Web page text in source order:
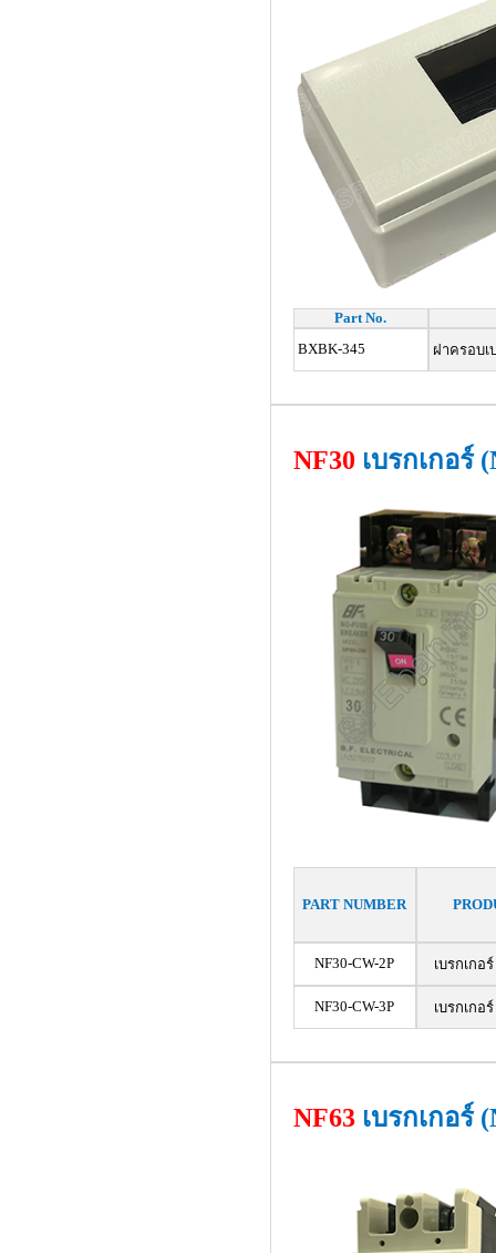
Part No.
BXBK-345
ฝาครอบเ
NF30 เบรกเกอร์
PART NUMBER
NF30-CW-2P เบรกเกอ
NF30-CW-3P เบรกเกอ
NF63เบรกเกอร์